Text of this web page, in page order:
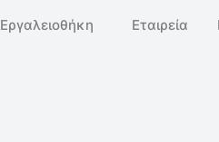
Εργαλειοθήκη Εταιρεία